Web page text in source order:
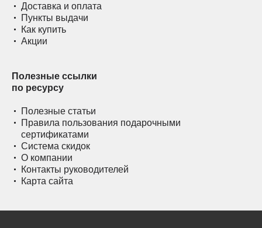
Доставка и оплата
Пункты выдачи
Как купить
Акции
Полезные ссылки
по ресурсу
Полезные статьи
Правила пользования подарочными
сертификатами
Система скидок
О компании
Контакты руководителей
Карта сайта